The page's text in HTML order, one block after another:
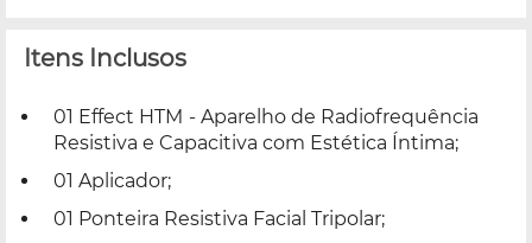
Itens Inclusos
01 Effect HTM - Aparelho de Radiofrequência
Resistiva e Capacitiva com Estética Íntima;
01 Aplicador;
01 Ponteira Resistiva Facial Tripolar;